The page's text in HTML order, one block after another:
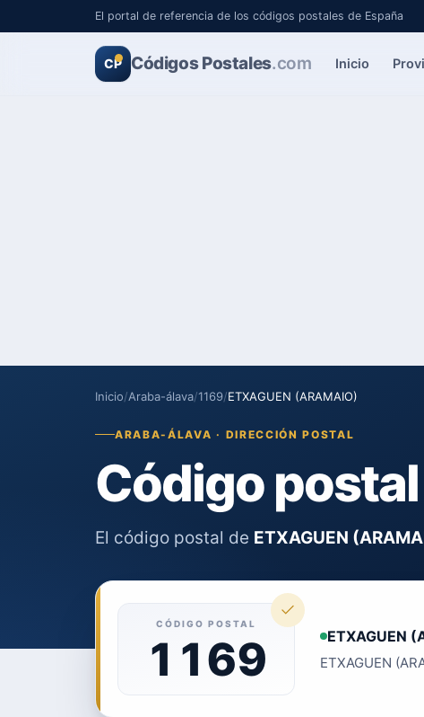
El portal de referencia de los códigos postales de España
CP Códigos Postales.com Inicio
Inicio/Araba-álava/1169/ETXAGUEN (ARAMAIO)
ARABA-ÁLAVA · DIRECCIÓN POSTAL
Código
El código postal de ETXAGUEN
CÓDIGO POSTAL
1169 ETXAGUEN
ETXAGUEN